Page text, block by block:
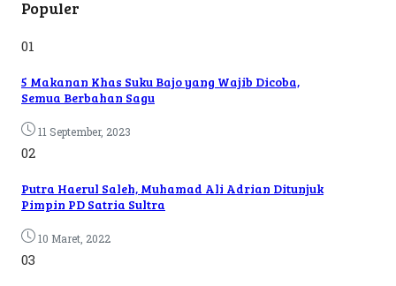
Populer
01
5 Makanan Khas Suku Bajo yang Wajib Dicoba,
Semua Berbahan Sagu
11 September, 2023
02
Putra Haerul Saleh, Muhamad Ali Adrian Ditunjuk
Pimpin PD Satria Sultra
10 Maret, 2022
03